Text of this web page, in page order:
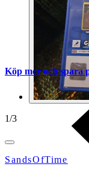
1/3
SandsOfTime
Köp mer och spara